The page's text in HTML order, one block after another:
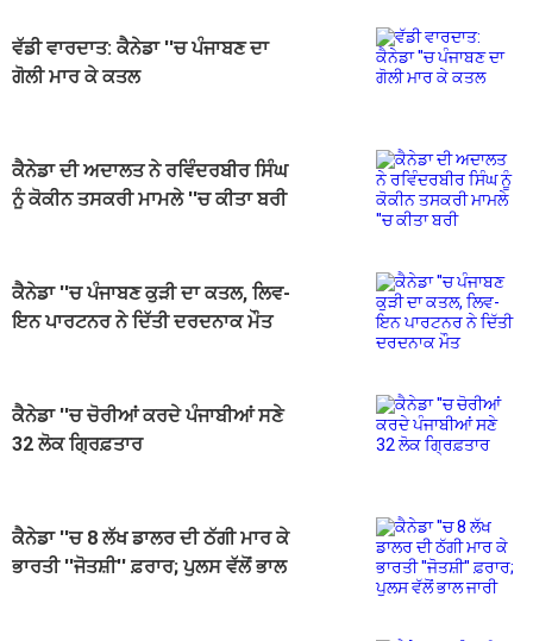
ਵੱਡੀ ਵਾਰਦਾਤ: ਕੈਨੇਡਾ ''ਚ ਪੰਜਾਬਣ ਦਾ
ਗੋਲੀ ਮਾਰ ਕੇ ਕਤਲ
ਕੈਨੇਡਾ ਦੀ ਅਦਾਲਤ ਨੇ ਰਵਿੰਦਰਬੀਰ ਸਿੰਘ
ਨੂੰ ਕੋਕੀਨ ਤਸਕਰੀ ਮਾਮਲੇ ''ਚ ਕੀਤਾ ਬਰੀ
ਕੈਨੇਡਾ ''ਚ ਪੰਜਾਬਣ ਕੁੜੀ ਦਾ ਕਤਲ, ਲਿਵ-
ਇਨ ਪਾਰਟਨਰ ਨੇ ਦਿੱਤੀ ਦਰਦਨਾਕ ਮੌਤ
ਕੈਨੇਡਾ ''ਚ ਚੋਰੀਆਂ ਕਰਦੇ ਪੰਜਾਬੀਆਂ ਸਣੇ
32 ਲੋਕ ਗ੍ਰਿਫ਼ਤਾਰ
ਕੈਨੇਡਾ ''ਚ 8 ਲੱਖ ਡਾਲਰ ਦੀ ਠੱਗੀ ਮਾਰ ਕੇ
ਭਾਰਤੀ ''ਜੋਤਸ਼ੀ'' ਫ਼ਰਾਰ; ਪੁਲਸ ਵੱਲੋਂ ਭਾਲ